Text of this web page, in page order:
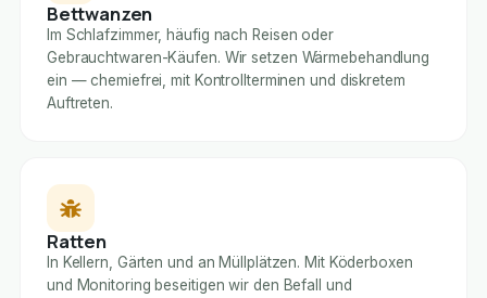
Bettwanzen
Im Schlafzimmer, häufig nach Reisen oder
Gebrauchtwaren-Käufen. Wir setzen Wärmebehandlung
ein — chemiefrei, mit Kontrollterminen und diskretem
Auftreten.
Ratten
In Kellern, Gärten und an Müllplätzen. Mit Köderboxen
und Monitoring beseitigen wir den Befall und